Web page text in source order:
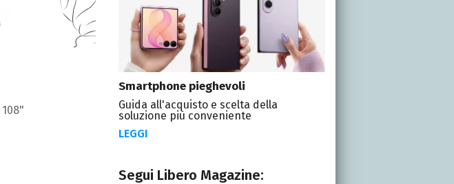
108"
Smartphone pieghevoli
Guida all'acquisto e scelta della
soluzione più conveniente
LEGGI
Segui Libero Magazine: